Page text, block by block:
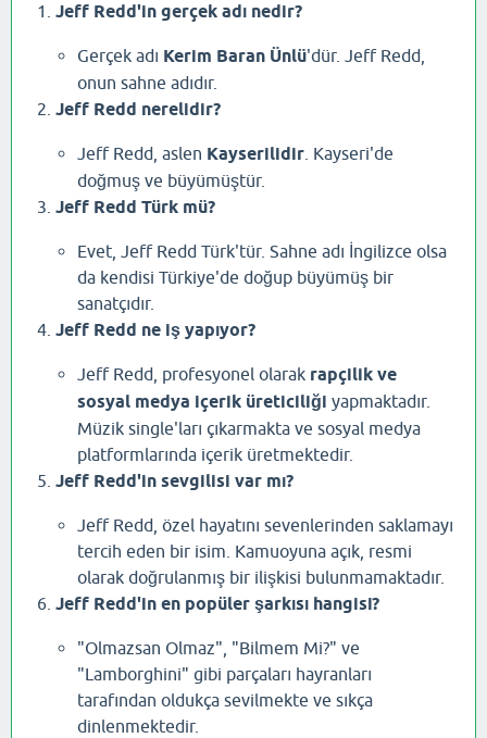
Jeff Redd'in gerçek adı nedir?
Gerçek adı Kerim Baran Ünlü'dür. Jeff Redd,
onun sahne adıdır.
Jeff Redd nerelidir?
Jeff Redd, aslen Kayserilidir . Kayseri'de
doğmuş ve büyümüştür.
Jeff Redd Türk mü?
Evet, Jeff Redd Türk'tür. Sahne adı İngilizce olsa
da kendisi Türkiye'de doğup büyümüş bir
sanatçıdır.
Jeff Redd ne iş yapıyor?
Jeff Redd, profesyonel olarak rapçilik ve
sosyal medya içerik üreticiliği yapmaktadır.
Müzik single'ları çıkarmakta ve sosyal medya
platformlarında içerik üretmektedir.
Jeff Redd'in sevgilisi var mı?
Jeff Redd, özel hayatını sevenlerinden saklamayı
tercih eden bir isim. Kamuoyuna açık, resmi
olarak doğrulanmış bir ilişkisi bulunmamaktadır.
Jeff Redd'in en popüler şarkısı hangisi?
"Olmazsan Olmaz", "Bilmem Mi?" ve
"Lamborghini" gibi parçaları hayranları
tarafından oldukça sevilmekte ve sıkça
dinlenmektedir.